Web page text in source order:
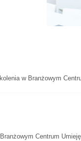
w Branżowym
Centrum